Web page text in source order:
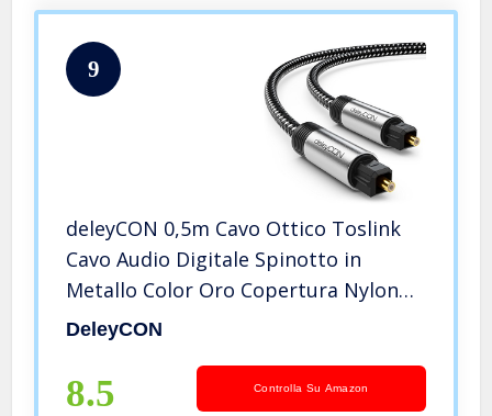
9
deleyCON 0,5m Cavo Ottico Toslink
Cavo Audio Digitale Spinotto in
Metallo Color Oro Copertura Nylon
SPDIF Cavo in Fibra Ottica Dolby DTS
DeleyCON
8.5 Controlla Su Amazon